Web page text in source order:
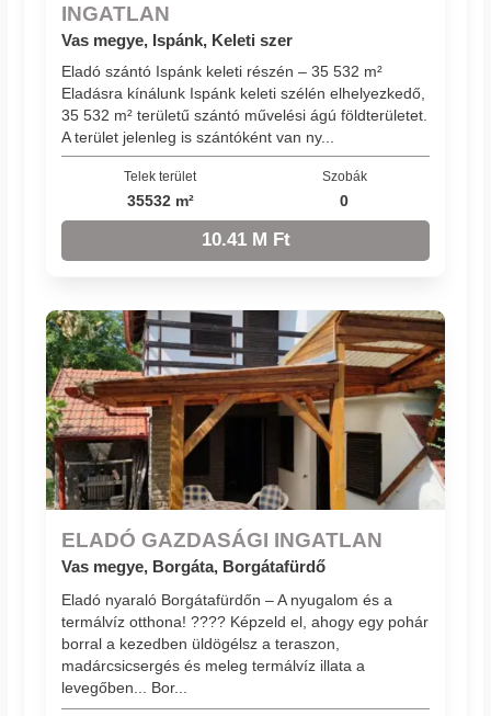
INGATLAN
Vas megye, Ispánk, Keleti szer
Eladó szántó Ispánk keleti részén – 35 532 m²
Eladásra kínálunk Ispánk keleti szélén elhelyezkedő,
35 532 m² területű szántó művelési ágú földterületet.
A terület jelenleg is szántóként van ny...
Telek terület
35532 m²
Szobák
0
10.41 M Ft
ELADÓ GAZDASÁGI INGATLAN
Vas megye, Borgáta, Borgátafürdő
Eladó nyaraló Borgátafürdőn – A nyugalom és a
termálvíz otthona! ???? Képzeld el, ahogy egy pohár
borral a kezedben üldögélsz a teraszon,
madárcsicsergés és meleg termálvíz illata a
levegőben... Bor...